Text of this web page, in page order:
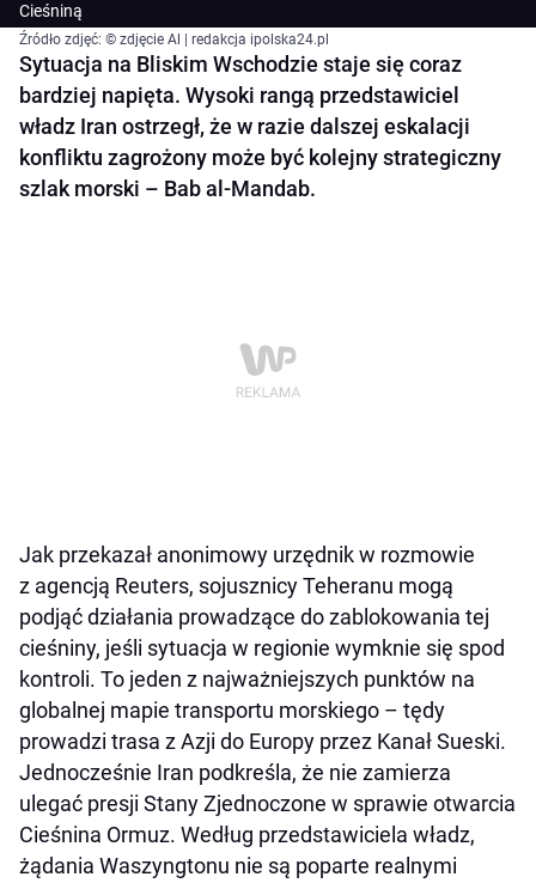
Cieśniną
Źródło zdjęć: © zdjęcie Al | redakcja ipolska24.pl
Sytuacja na Bliskim Wschodzie staje się coraz
bardziej napięta. Wysoki rangą przedstawiciel
władz Iran ostrzegł, że w razie dalszej eskalacji
konfliktu zagrożony może być kolejny strategiczny
szlak morski – Bab al-Mandab.
Jak przekazał anonimowy urzędnik w rozmowie
z agencją Reuters, sojusznicy Teheranu mogą
podjąć działania prowadzące do zablokowania tej
cieśniny, jeśli sytuacja w regionie wymknie się spod
kontroli. To jeden z najważniejszych punktów na
globalnej mapie transportu morskiego – tędy
prowadzi trasa z Azji do Europy przez Kanał Sueski.
Jednocześnie Iran podkreśla, że nie zamierza
ulegać presji Stany Zjednoczone w sprawie otwarcia
Cieśnina Ormuz. Według przedstawiciela władz,
żądania Waszyngtonu nie są poparte realnymi